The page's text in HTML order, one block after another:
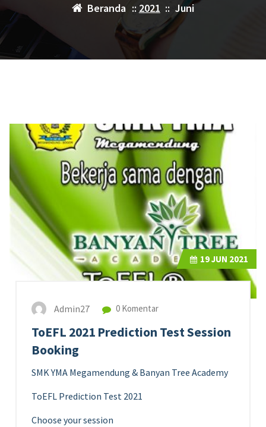
Beranda :: 2021 :: Juni
19JUN 2021
Admin27 0 Komentar
ToEFL 2021 Prediction Test Session
Booking
SMK YMA Megamendung & Banyan Tree Academy
ToEFL Prediction Test 2021
Choose your session